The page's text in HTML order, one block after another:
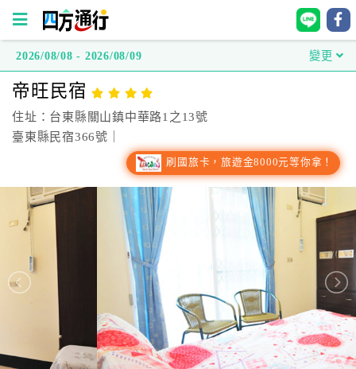
方
通
行
台
灣
訂
房
接
2026/08/08 - 2026/08/09 變更
帝旺民宿
住址：台東縣關山鎮中華路1之13號
臺東縣民宿366號｜
刷國旅卡，旅遊金8000元等你拿！